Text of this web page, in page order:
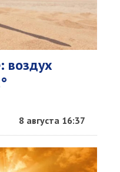
воздух
8 августа 16:37